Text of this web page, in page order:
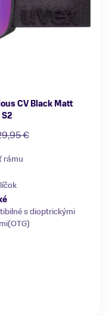
CV Black Matt
€
rámu
s dioptrickými